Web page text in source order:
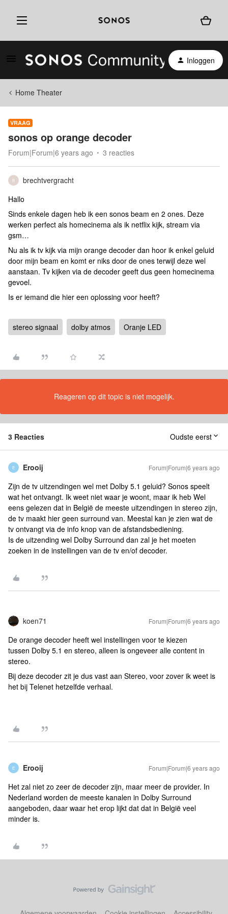
Inloggen
Home Theater
VRAAG
sonos op orange decoder
Forum|Forum|6 years ago 3 reacties
B
brechtvergracht
Hallo
Sinds enkele dagen heb ik een sonos beam en 2 ones. Deze
werken perfect als homecinema als ik netflix kijk, stream via
gsm…
Nu als ik tv kijk via mijn orange decoder dan hoor ik enkel geluid
door mijn beam en komt er niks door de ones terwijl deze wel
aanstaan. Tv kijken via de decoder geeft dus geen homecinema
gevoel.
Is er iemand die hier een oplossing voor heeft?
stereo signaal dolby atmos Oranje LED
Reageren op dit topic is niet mogelijk.
3 Reacties Oudste eerst
E Erooij Forum|Forum|6 years ago
Zijn de tv uitzendingen wel met Dolby 5.1 geluid? Sonos speelt
wat het ontvangt. Ik weet niet waar je woont, maar ik heb Wel
eens gelezen dat in België de meeste uitzendingen in stereo zijn,
de tv maakt hier geen surround van. Meestal kan je zien wat de
tv ontvangt via de info knop van de afstandsbediening.
Is de uitzending wel Dolby Surround dan zal je het moeten
zoeken in de instellingen van de tv en/of decoder.
koen71 Forum|Forum|6 years ago
De orange decoder heeft wel instellingen voor te kiezen
tussen Dolby 5.1 en stereo, alleen is ongeveer alle content in
stereo.
Bij deze decoder zit je dus vast aan Stereo, voor zover ik weet is
het bij Telenet hetzelfde verhaal.
E Erooij Forum|Forum|6 years ago
Het zal niet zo zeer de decoder zijn, maar meer de provider. In
Nederland worden de meeste kanalen in Dolby Surround
aangeboden, daar waar het erop lijkt dat dat in België veel
minder is.